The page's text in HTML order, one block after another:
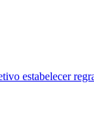
estabelecer